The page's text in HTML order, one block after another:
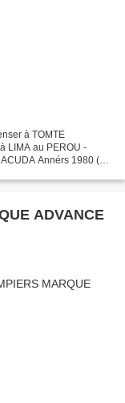
à TOMTE
LIMA au PEROU -
Annérs 1980 (
ADVANCE